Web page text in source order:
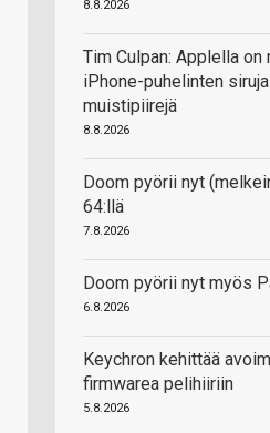
8.8.2026
Tim Culpan: Applella
iPhone-puhelinten
muistipiirejä
8.8.2026
Doom pyörii nyt
64:llä
7.8.2026
Doom pyörii nyt myös
6.8.2026
Keychron kehittää
firmwarea pelihiiriin
5.8.2026